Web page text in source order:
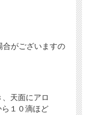
がございますの
天面にアロ
１０滴ほど